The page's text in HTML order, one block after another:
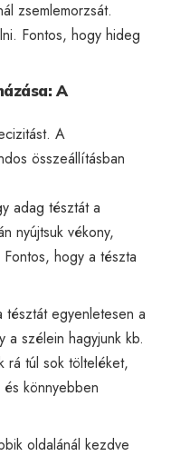
zsemlemorzsát.
Fontos, hogy hideg
A
A
összeállításban
adag tésztát a
nyújtsuk vékony,
hogy a tészta
tésztát egyenletesen a
a szélein hagyjunk kb.
rá túl sok tölteléket,
könnyebben
oldalánál kezdve